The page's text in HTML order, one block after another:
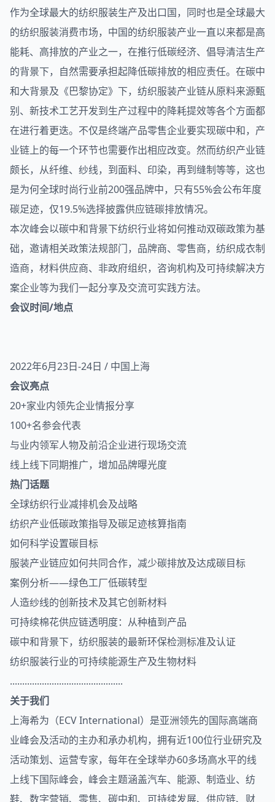
作为全球最大的纺织服装生产及出口国，同时也是全球最大
的纺织服装消费市场，中国的纺织服装产业一直以来都是高
能耗、高排放的产业之一，在推行低碳经济、倡导清洁生产
的背景下，自然需要承担起降低碳排放的相应责任。在碳中
和大背景及《巴黎协定》下，纺织服装产业链从原料来源甄
别、新技术工艺开发到生产过程中的降耗提效等各个方面都
在进行着更迭。不仅是终端产品零售企业要实现碳中和，产
业链上的每一个环节也需要作出相应改变。然而纺织产业链
颇长，从纤维、纱线，到面料、印染，再到缝制等等，这也
是为何全球时尚行业前200强品牌中，只有55%会公布年度
碳足迹，仅19.5%选择披露供应链碳排放情况。
本次峰会以碳中和背景下纺织行业将如何推动双碳政策为基
础，邀请相关政策法规部门，品牌商、零售商，纺织成衣制
造商，材料供应商、非政府组织，咨询机构及可持续解决方
案企业等为我们一起分享及交流可实践方法。
会议时间/地点
2022年6月23日-24日 / 中国上海
会议亮点
20+家业内领先企业情报分享
100+名参会代表
与业内领军人物及前沿企业进行现场交流
线上线下同期推广，增加品牌曝光度
热门话题
全球纺织行业减排机会及战略
纺织产业低碳政策指导及碳足迹核算指南
如何科学设置碳目标
服装产业链应如何共同合作，减少碳排放及达成碳目标
案例分析——绿色工厂低碳转型
人造纱线的创新技术及其它创新材料
可持续棉花供应链透明度：从种植到产品
碳中和背景下，纺织服装的最新环保检测标准及认证
纺织服装行业的可持续能源生产及生物材料
..............................................
关于我们
上海希为（ECV International）是亚洲领先的国际高端商
业峰会及活动的主办和承办机构，拥有近100位行业研究及
活动策划、运营专家，每年在全球举办60多场高水平的线
上线下国际峰会，峰会主题涵盖汽车、能源、制造业、纺
鞋、数字营销、零售、碳中和、可持续发展、供应链、财